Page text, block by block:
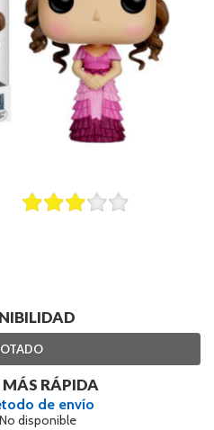
RÁPIDA
de envío
No disponible